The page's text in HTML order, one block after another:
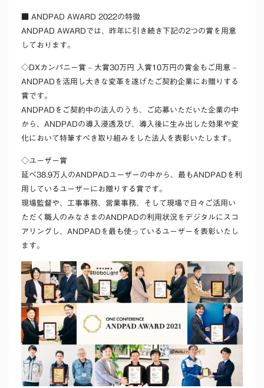
■ ANDPAD AWARD 2022の特徴
ANDPAD AWARDでは、昨年に引き続き下記の2つの賞を用意
しております。
◇DXカンパニー賞 – 大賞30万円 入賞10万円の賞金もご用意 –
ANDPADを活用し大きな変革を遂げたご契約企業にお贈りする
賞です。
ANDPADをご契約中の法人のうち、ご応募いただいた企業の中
から、ANDPADの導入浸透及び、導入後に生み出した効果や変
化において特筆すべき取り組みをした法人を表彰いたします。
◇ユーザー賞
延べ38.9万人のANDPADユーザーの中から、最もANDPADを利
用しているユーザーにお贈りする賞です。
現場監督や、工事事務、営業事務、そして現場で日々ご活用い
ただく職人のみなさまのANDPADの利用状況をデジタルにスコ
アリングし、ANDPADを最も使っているユーザーを表彰いたし
ます。